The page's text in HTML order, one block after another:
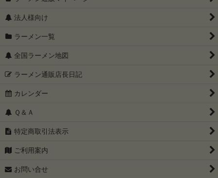
5000円以上セット
こってり系が好きな方に
あっさり系が好きな方に
只今、ラーメン訳ありセール開催中
グルテンフリー
送・送料込み）
法人様向け
ラーメン一覧
全国ラーメン地図
ラーメン通販店長日記
カレンダー
Ｑ＆Ａ
特定商取引法表示
ご利用案内
お問い合せ